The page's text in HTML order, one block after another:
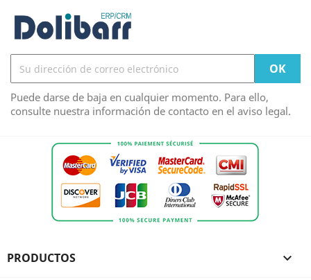
Puede darse de baja en cualquier momento. Para ello,
consulte nuestra información de contacto en el aviso legal.
PRODUCTOS 